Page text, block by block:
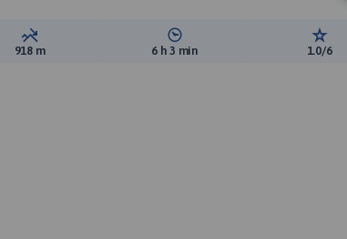
Suma spadków:
918 m Średni czas potrzebny na
6 h 3 min 1.0/6